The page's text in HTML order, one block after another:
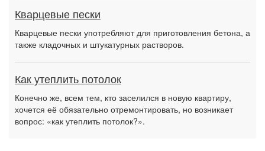
Кварцевые пески
Кварцевые пески употребляют для приготовления бетона, а
также кладочных и штукатурных растворов.
Как утеплить потолок
Конечно же, всем тем, кто заселился в новую квартиру,
хочется её обязательно отремонтировать, но возникает
вопрос: «как утеплить потолок?».